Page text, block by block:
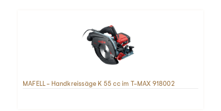
MAFELL - Handkreissäge K 55 cc im T-MAX 918002